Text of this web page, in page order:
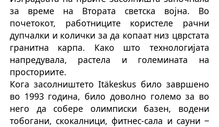
за време на Втората светска војна. Во
почетокот, работниците користеле рачни
дупчалки и колички за да копаат низ цврстата
гранитна карпа. Како што технологијата
напредувала, растела и големината на
просториите.
Кога засолништето Itäkeskus било завршено
во 1993 година, било доволно големо за во
него да собере олимписки базен, водени
тобогани, скокалници, фитнес-сала и сауни ‒